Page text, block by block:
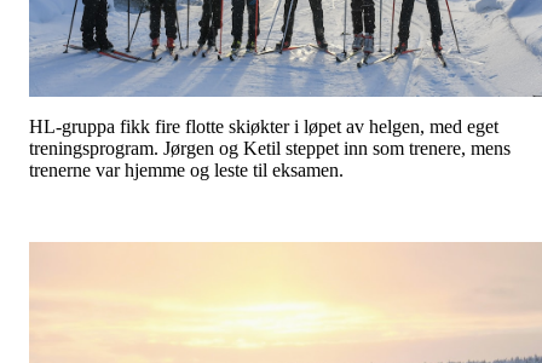
HL-gruppa fikk fire flotte skiøkter i løpet av helgen, med eget
treningsprogram. Jørgen og Ketil steppet inn som trenere, mens
trenerne var hjemme og leste til eksamen.